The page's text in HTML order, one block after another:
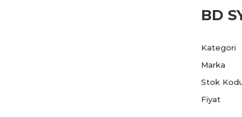
BD
Kategori
Marka
Stok
Fiyat